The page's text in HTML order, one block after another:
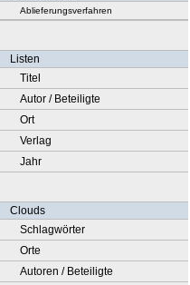
Ablieferungsverfahren
Listen
Titel
Autor / Beteiligte
Ort
Verlag
Jahr
Clouds
Schlagwörter
Orte
Autoren / Beteiligte